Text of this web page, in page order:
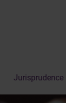
Jurisprudence